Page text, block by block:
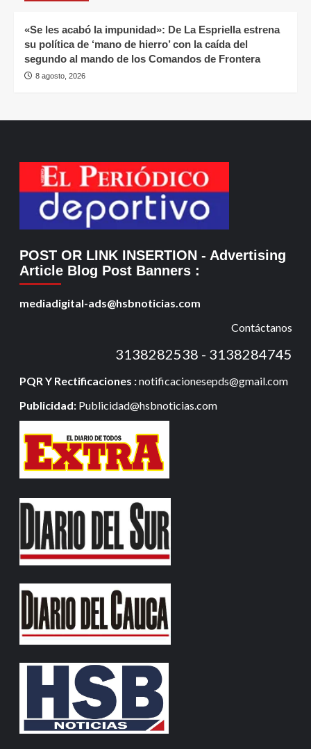
«Se les acabó la impunidad»: De La Espriella estrena
su política de ‘mano de hierro’ con la caída del
segundo al mando de los Comandos de Frontera
8 agosto, 2026
POST OR LINK INSERTION - Advertising
Article Blog Post Banners :
mediadigital-ads@hsbnoticias.com
Contáctanos
3138282538 - 3138284745
PQR Y Rectificaciones :notificacionesepds@gmail.com
Publicidad: Publicidad@hsbnoticias.com